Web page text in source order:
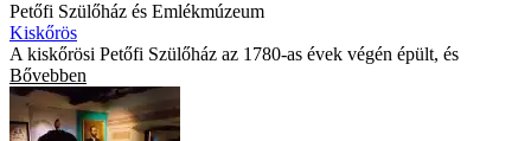
Petőfi Szülőház és Emlékmúzeum
Kiskőrös
A kiskőrösi Petőfi Szülőház az 1780-as évek végén épült, és
Bővebben